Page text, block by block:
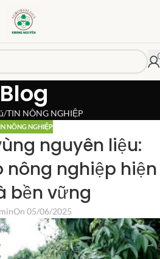
Blog
TIN NÔNG NGHIỆP
NÔNG NGHIỆP
nguyên liệu:
nông nghiệp hiện
bền vững
On 05/06/2025